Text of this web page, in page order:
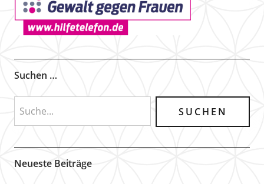
Suchen …
Neueste Beiträge